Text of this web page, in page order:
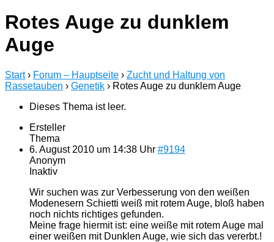
Rotes Auge zu dunklem
Auge
Start › Forum – Hauptseite › Zucht und Haltung von
Rassetauben › Genetik › Rotes Auge zu dunklem Auge
Dieses Thema ist leer.
Ersteller
Thema
6. August 2010 um 14:38 Uhr #9194
Anonym
Inaktiv
Wir suchen was zur Verbesserung von den weißen
Modenesern Schietti weiß mit rotem Auge, bloß haben
noch nichts richtiges gefunden.
Meine frage hiermit ist: eine weiße mit rotem Auge mal
einer weißen mit Dunklen Auge, wie sich das vererbt.!